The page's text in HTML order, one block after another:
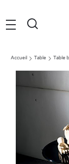
Rechercher
Accueil Table Table
gallery